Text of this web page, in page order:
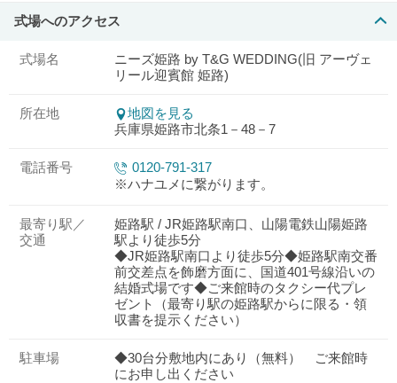
式場へのアクセス
式場名
ニーズ姫路 by T&G WEDDING(旧 アーヴェ
リール迎賓館 姫路)
所在地
地図を見る
兵庫県姫路市北条1－48－7
電話番号
0120-791-317
※ハナユメに繋がります。
最寄り駅／
交通
姫路駅 / JR姫路駅南口、山陽電鉄山陽姫路
駅より徒歩5分
◆JR姫路駅南口より徒歩5分◆姫路駅南交番
前交差点を飾磨方面に、国道401号線沿いの
結婚式場です◆ご来館時のタクシー代プレ
ゼント（最寄り駅の姫路駅からに限る・領
収書を提示ください）
駐車場
◆30台分敷地内にあり（無料） ご来館時
にお申し出ください